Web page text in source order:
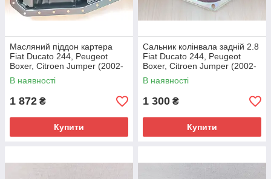
Масляний піддон картера
Fiat Ducato 244, Peugeot
Boxer, Citroen Jumper (2002-
2006) 2.8, 0301J3, 500323326
В наявності
1 872 ₴
Купити
Сальник колінвала задній 2.8
Fiat Ducato 244, Peugeot
Boxer, Citroen Jumper (2002-
2006), 504086314, 0514C2
В наявності
1 300 ₴
Купити